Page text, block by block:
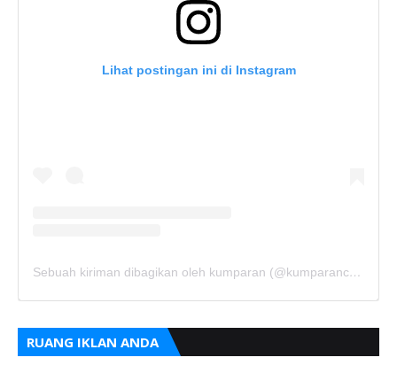
Lihat postingan ini di Instagram
Sebuah kiriman dibagikan oleh kumparan (@kumparancom)
RUANG IKLAN ANDA